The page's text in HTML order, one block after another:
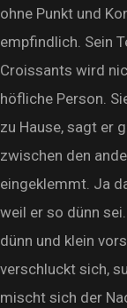
ohne Punkt und
empfindlich. Sein
Croissants wird
höfliche Person.
zu Hause, sagt er
zwischen den
eingeklemmt. Ja
weil er so dünn
dünn und klein
verschluckt sich,
mischt sich der